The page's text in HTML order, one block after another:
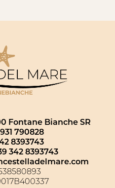
Fontane Bianche SR
790828
8393743
342 8393743